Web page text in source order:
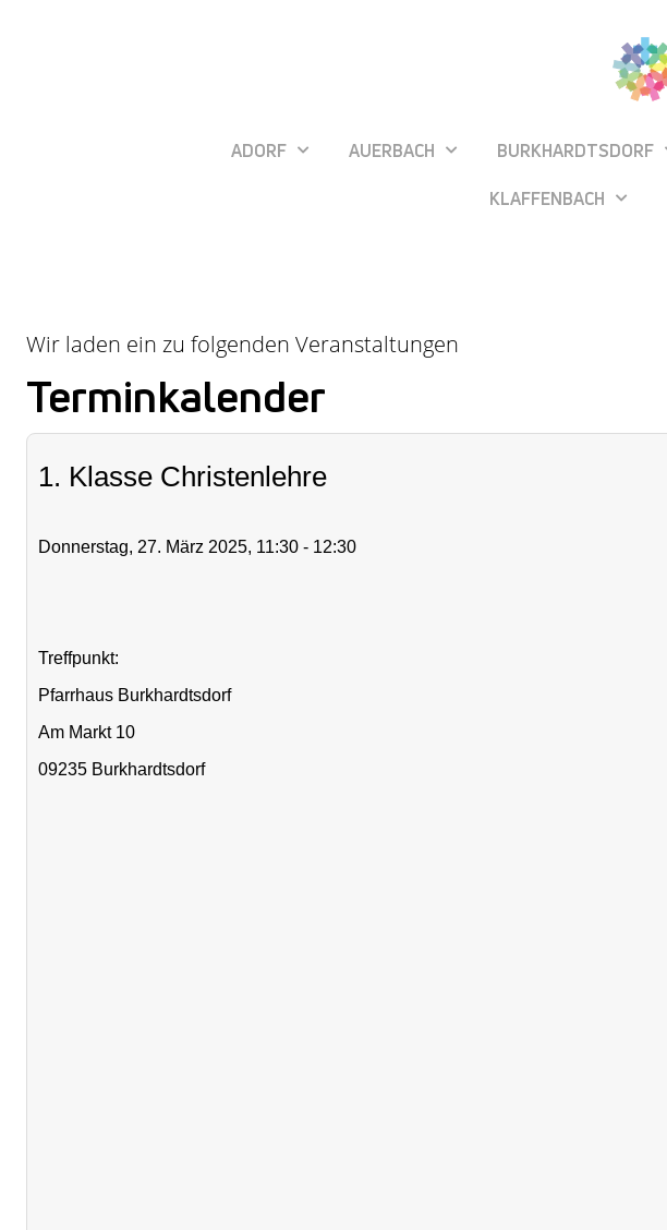
ADORF AUERBACH BURKHARDTSDORF
KLAFFENBACH
Wir laden ein zu folgenden Veranstaltungen
Terminkalender
1. Klasse Christenlehre
Donnerstag, 27. März 2025, 11:30 - 12:30
Treffpunkt:
Pfarrhaus Burkhardtsdorf
Am Markt 10
09235 Burkhardtsdorf